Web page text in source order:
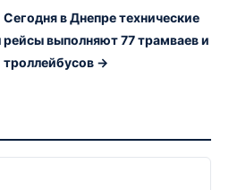
Сегодня в Днепре технические
рейсы выполняют 77 трамваев и
троллейбусов →